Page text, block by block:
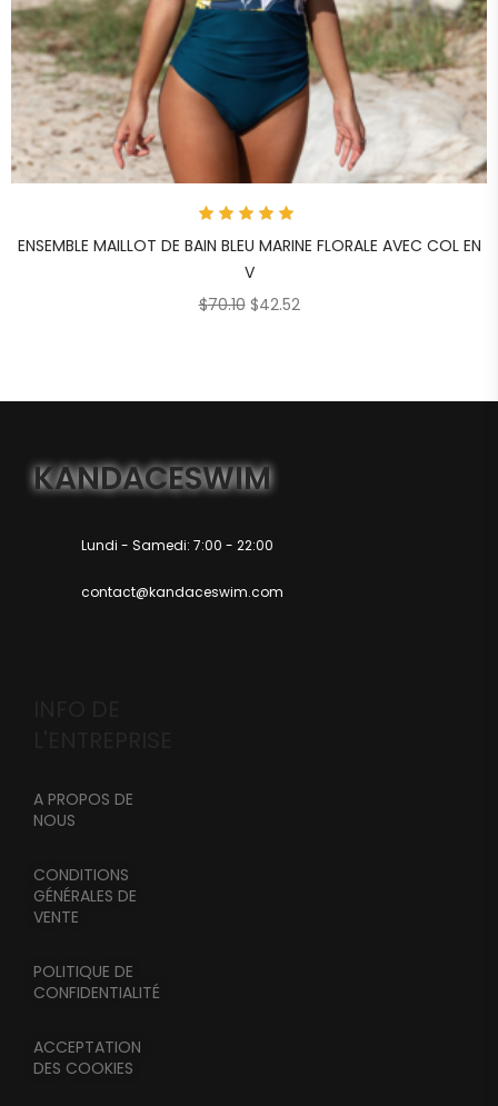
sur 5
ENSEMBLE MAILLOT DE BAIN BLEU MARINE FLORALE AVEC COL EN
V
$70.10 $42.52
KANDACESWIM
Lundi - Samedi: 7:00 - 22:00
contact@kandaceswim.com
A PROPOS DE
NOUS
CONDITIONS
GÉNÉRALES DE
VENTE
POLITIQUE DE
CONFIDENTIALITÉ
ACCEPTATION
DES COOKIES